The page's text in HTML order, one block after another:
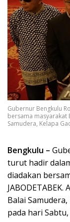
Gubernur Bengkulu
bersama masyarakat
Samudera, Kelapa
Bengkulu –
turut hadir
diadakan
Balai
pada hari